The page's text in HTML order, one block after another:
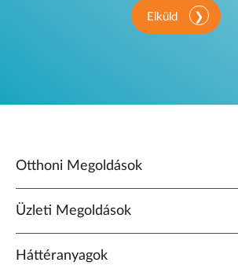
Elküld
Otthoni Megoldások
Üzleti Megoldások
Háttéranyagok